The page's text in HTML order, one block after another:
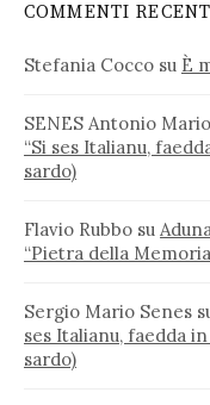
COMMENTI
Stefania Cocco su È
SENES Antonio Mario
“Si ses Italianu,
sardo)
Flavio Rubbo su
“Pietra della
Sergio Mario Senes
ses Italianu, faedda
sardo)